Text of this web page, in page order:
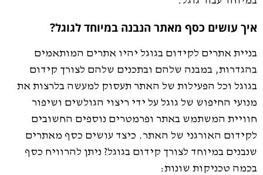
איך עושים כסף מאתר הנבנה במיוחד לגוגל?
בניית אתרים לקידום בגוגל יהיו אתרים המותאמים
בהגדרות, במבנה שלהם ובתכנים שלהם לצורך קידום
בגוגל וכל הפעילות של האתר תעסוק למעשה בלרצות את
מנועי החיפוש של גוגל על ידי ריצוי הגולשים ושיפור
חוויית המשתמש באתר ופרמטרים נוספים החשובים
לקידום האורגני של האתר. כיצד עושים כסף מאתרים
שנבנים במיוחד לצורך קידום בגוגל? ניתן להרוויח כסף
בכמה טכניקות שונות: